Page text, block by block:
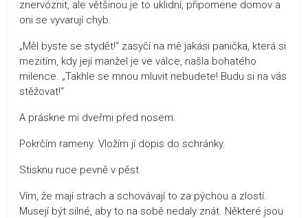
znervóznit, ale většinou je to uklidní, připomene domov a
oni se vyvarují chyb.
„Měl byste se stydět!“ zasyčí na mě jakási panička, která si
mezitím, kdy její manžel je ve válce, našla bohatého
milence. „Takhle se mnou mluvit nebudete! Budu si na vás
stěžovat!“
A práskne mi dveřmi před nosem.
Pokrčím rameny. Vložím jí dopis do schránky.
Stisknu ruce pevně v pěst.
Vím, že mají strach a schovávají to za pýchou a zlostí.
Musejí být silné, aby to na sobě nedaly znát. Některé jsou